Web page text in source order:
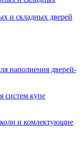
и складных дверей
наполнения дверей-
систем купе
и комлектующие